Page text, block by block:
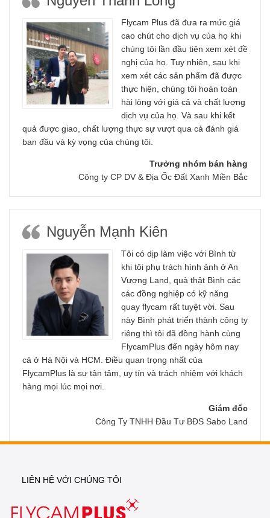
Flycam Plus đã đưa ra mức giá
cao chút cho dịch vụ của họ khi
chúng tôi lần đầu tiên xem xét đề
nghị của họ. Tuy nhiên, sau khi
xem xét các sản phẩm đã được
thực hiện, chúng tôi hoàn toàn
hài lòng với giá cả và chất lượng
dịch vụ của họ. Và sau khi kết
quả được giao, chất lượng thực sự vượt qua cả đánh giá
ban đầu và kỳ vọng của chúng tôi.
Trưởng nhóm bán hàng
Công ty CP DV & Địa Ốc Đất Xanh Miền Bắc
Nguyễn Mạnh Kiên
Tôi có dịp làm việc với Bình từ
khi tôi phụ trách hình ảnh ở An
Vượng Land, quả thật Bình các
các đồng nghiệp có kỹ năng
quay flycam rất tuyệt vời. Sau
này Bình phát triển thành công ty
riêng thì tôi đã đồng hành cùng
FlycamPlus đến ngày hôm nay
cả ở Hà Nội và HCM. Điều quan trọng nhất của
FlycamPlus là sự tận tâm, uy tín và trách nhiệm với khách
hàng mọi lúc mọi nơi.
Giám đốc
Công Ty TNHH Đầu Tư BĐS Sabo Land
LIÊN HỆ VỚI CHÚNG TÔI